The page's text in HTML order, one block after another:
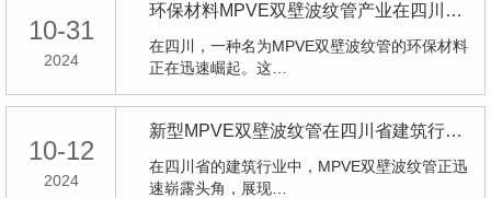
10-31
2024
环保材料MPVE双壁波纹管产业在四川迅速崛起
在四川，一种名为MPVE双壁波纹管的环保材料
正在迅速崛起。这…
10-12
2024
新型MPVE双壁波纹管在四川省建筑行业中的创新应用
在四川省的建筑行业中，MPVE双壁波纹管正迅
速崭露头角，展现…